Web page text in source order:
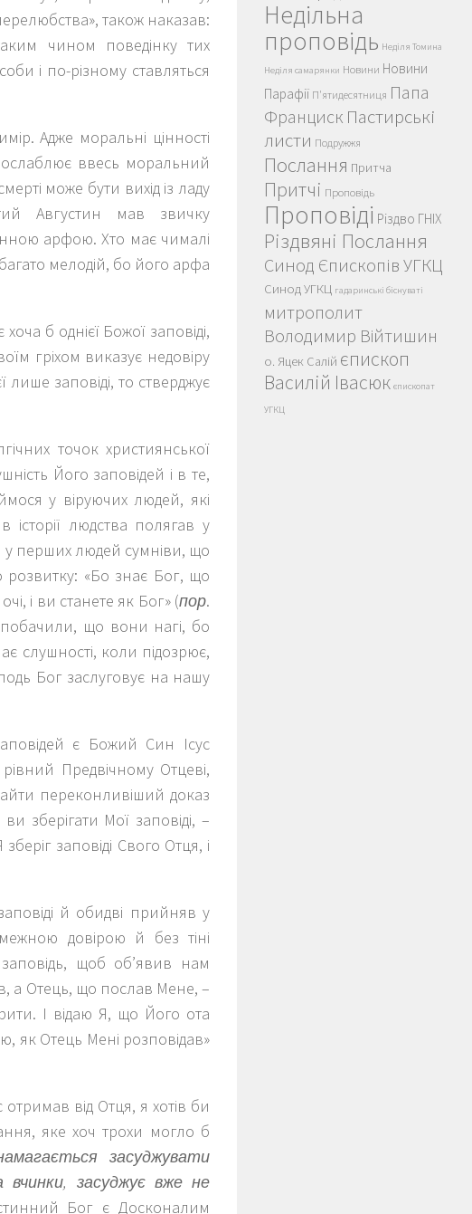
також наказав:
чином поведінку тих
і по-різному ставляться
Адже моральні цінності
ослаблює ввесь моральний
може бути вихід із ладу
Августин мав звичку
арфою. Хто має чималі
мелодій, бо його арфа
б однієї Божої заповіді,
гріхом виказує недовіру
лише заповіді, то стверджує
точок християнської
Його заповідей і в те,
у віруючих людей, які
людства полягав у
у перших людей сумніви, що
«Бо знає Бог, що
і ви станете як Бог» (пор.
побачили, що вони нагі, бо
слушності, коли підозрює,
Бог заслуговує на нашу
є Божий Син Ісус
Предвічному Отцеві,
переконливіший доказ
зберігати Мої заповіді, –
заповіді Свого Отця, і
й обидві прийняв у
довірою й без тіні
щоб об’явив нам
а Отець, що послав Мене, –
І відаю Я, що Його ота
як Отець Мені розповідав»
отримав від Отця, я хотів би
яке хоч трохи могло б
засуджувати
засуджує вже не
Бог є Досконалим
Недільна
проповідь Неділя Томина
Неділя самарянки Новини Новини
Парафії П'ятидесятниця Папа
Франциск Пастирські
листи Подружжя
Послання Притча
Притчі Проповідь
Проповіді Різдво ГНІХ
Різдвяні Послання
Синод Єпископів УГКЦ
Синод УГКЦ гадаринські біснуваті
митрополит
Володимир Війтишин
о. Яцек Салій єпископ
Василій Івасюк єпископат
УГКЦ